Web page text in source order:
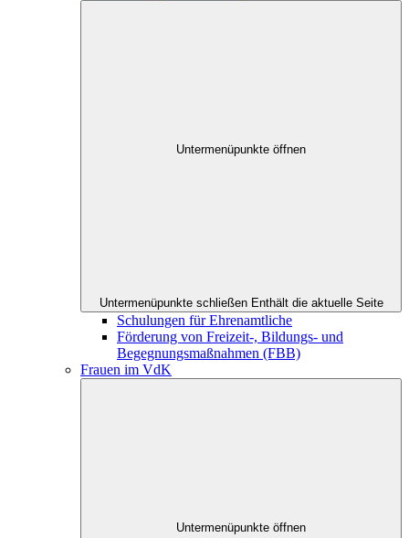
Untermenüpunkte öffnen
Untermenüpunkte schließen Enthält die aktuelle Seite
Schulungen für Ehrenamtliche
Förderung von Freizeit-, Bildungs- und
Begegnungsmaßnahmen (FBB)
Frauen im VdK
Untermenüpunkte öffnen